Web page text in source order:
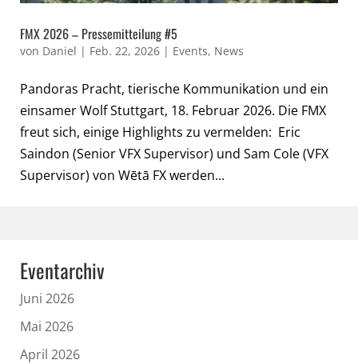
FMX 2026 – Pressemitteilung #5
von Daniel | Feb. 22, 2026 | Events, News
Pandoras Pracht, tierische Kommunikation und ein
einsamer Wolf Stuttgart, 18. Februar 2026. Die FMX
freut sich, einige Highlights zu vermelden: Eric
Saindon (Senior VFX Supervisor) und Sam Cole (VFX
Supervisor) von Wētā FX werden...
Eventarchiv
Juni 2026
Mai 2026
April 2026